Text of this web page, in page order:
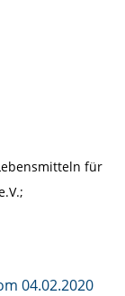
für
04.02.2020